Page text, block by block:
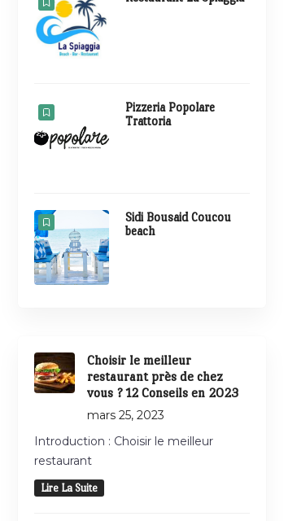
Pizzeria Popolare
Trattoria
Sidi Bousaid Coucou
beach
Choisir le meilleur
restaurant près de chez
vous ? 12 Conseils en 2023
mars 25, 2023
Introduction : Choisir le meilleur
restaurant
Lire La Suite